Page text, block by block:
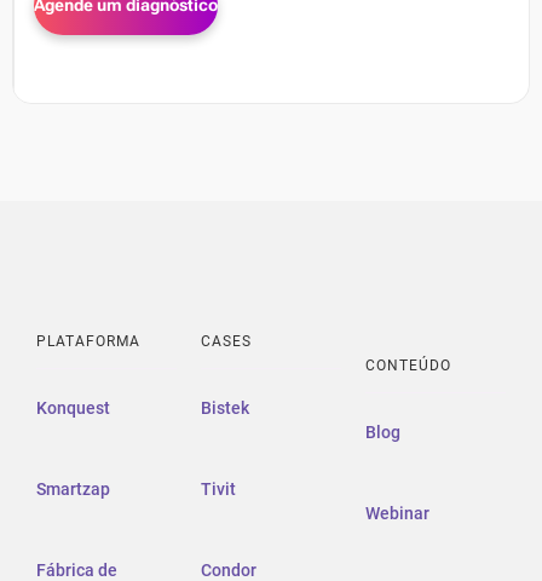
PLATAFORMA
Konquest
Smartzap
Fábrica de
CASES
Bistek
Tivit
Condor
CONTEÚDO
Blog
Webinar